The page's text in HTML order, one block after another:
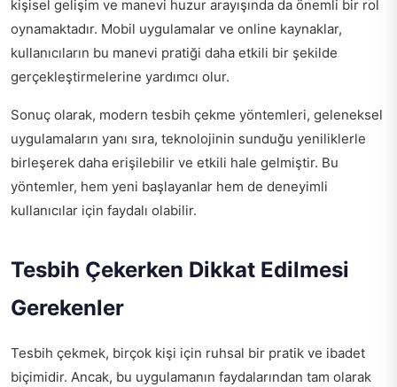
kişisel gelişim ve manevi huzur arayışında da önemli bir rol
oynamaktadır. Mobil uygulamalar ve online kaynaklar,
kullanıcıların bu manevi pratiği daha etkili bir şekilde
gerçekleştirmelerine yardımcı olur.
Sonuç olarak, modern tesbih çekme yöntemleri, geleneksel
uygulamaların yanı sıra, teknolojinin sunduğu yeniliklerle
birleşerek daha erişilebilir ve etkili hale gelmiştir. Bu
yöntemler, hem yeni başlayanlar hem de deneyimli
kullanıcılar için faydalı olabilir.
Tesbih Çekerken Dikkat Edilmesi
Gerekenler
Tesbih çekmek, birçok kişi için ruhsal bir pratik ve ibadet
biçimidir. Ancak, bu uygulamanın faydalarından tam olarak